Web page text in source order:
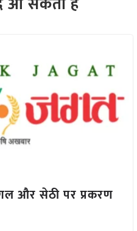
और सेठी पर प्रकरण